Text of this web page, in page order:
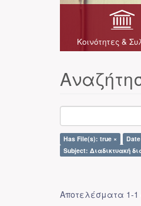
Κοινότητες &
Has File(s): true ×
Subject: Διαδικτυακή
Αποτελέσματα 1-1